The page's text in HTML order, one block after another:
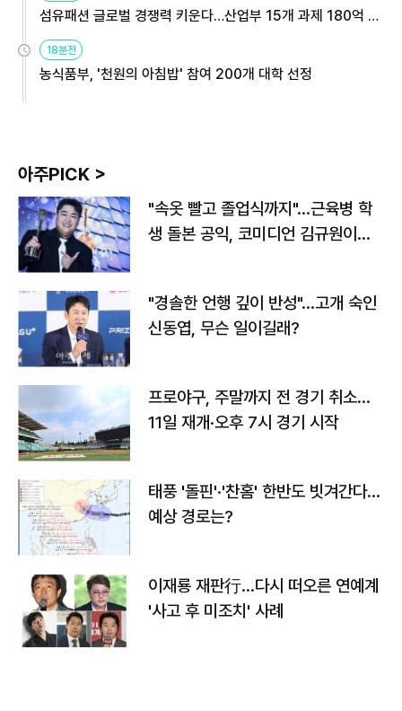
섬유패션 글로벌 경쟁력 키운다…산업부 15개 과제 180억 지
18분전
농식품부, '천원의 아침밥' 참여 200개 대학 선정
아주PICK >
"속옷 빨고 졸업식까지"…근육병 학
생 돌본 공익, 코미디언 김규원이었
"경솔한 언행 깊이 반성"…고개 숙인
신동엽, 무슨 일이길래?
프로야구, 주말까지 전 경기 취소…
11일 재개·오후 7시 경기 시작
태풍 '돌핀'·'찬홈' 한반도 빗겨간다…
예상 경로는?
이재룡 재판行…다시 떠오른 연예계
'사고 후 미조치' 사례